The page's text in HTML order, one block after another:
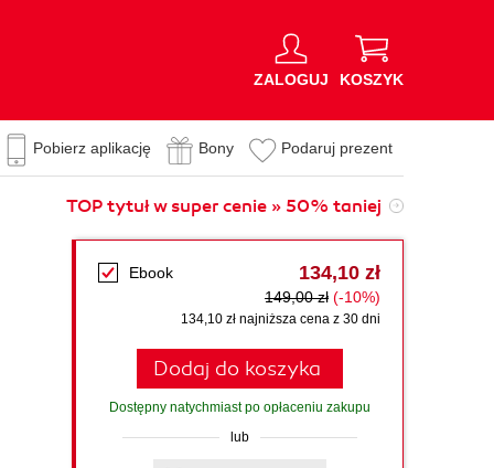
ZALOGUJ KOSZYK
Pobierz aplikację Bony Podaruj prezent
TOP tytuł w super cenie » 50% taniej
Ebook 134,10 zł
149,00 zł (-10%)
134,10 zł najniższa cena z 30 dni
Dodaj do koszyka
Dostępny natychmiast po opłaceniu zakupu
lub